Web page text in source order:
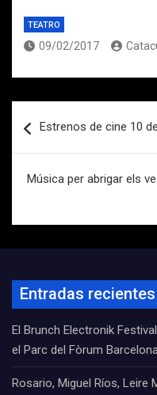
TEATRO
09/02/2017
de
Estrenos de cine 10
Música per abrigar els
Entradas recientes
El Brunch Electronik
el Parc del Fòrum
Rosario, Miguel Ríos,